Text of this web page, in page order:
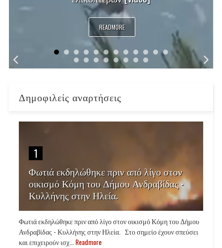
READMORE
Δημοφιλείς αναρτήσεις
1
Φωτιά εκδηλώθηκε πριν από λίγο στον
οικισμό Κόμη του Δήμου Ανδραβίδας -
Κυλλήνης στην Ηλεία.
Φωτιά εκδηλώθηκε πριν από λίγο στον οικισμό Κόμη του Δήμου
Ανδραβίδας - Κυλλήνης στην Ηλεία. Στο σημείο έχουν σπεύσει
και επιχειρούν ισχ... Readmore